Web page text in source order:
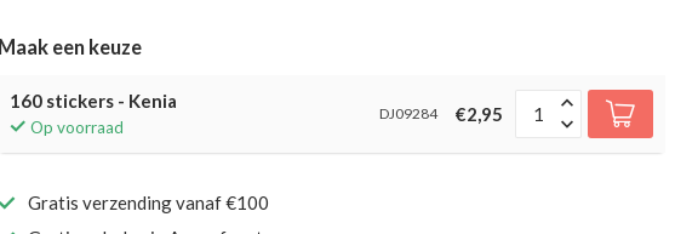
Maak een keuze
160 stickers - Kenia
Op voorraad
DJ09284 €2,95
Gratis verzending vanaf €100